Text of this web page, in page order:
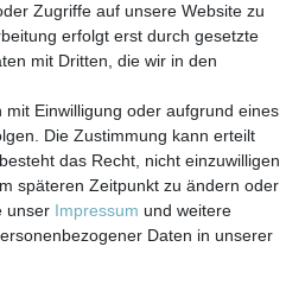
| Alle Rechte vorbehalten.
Zugriffe auf unsere Website zu
erfolgt erst durch gesetzte
mit Dritten, die wir in den
Einwilligung oder aufgrund eines
Die Zustimmung kann erteilt
das Recht, nicht einzuwilligen
späteren Zeitpunkt zu ändern oder
unser Impressum und weitere
Daten in unserer